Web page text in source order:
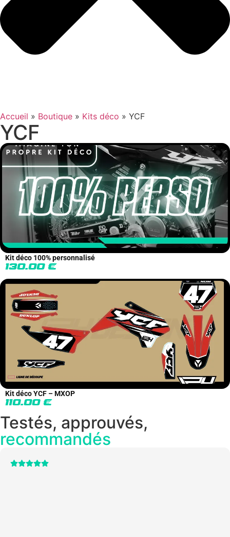
Accueil » Boutique » Kits déco » YCF
YCF
Kit déco 100% personnalisé
130.00 €
Kit déco YCF – MXOP
110.00 €
Testés, approuvés,
recommandés